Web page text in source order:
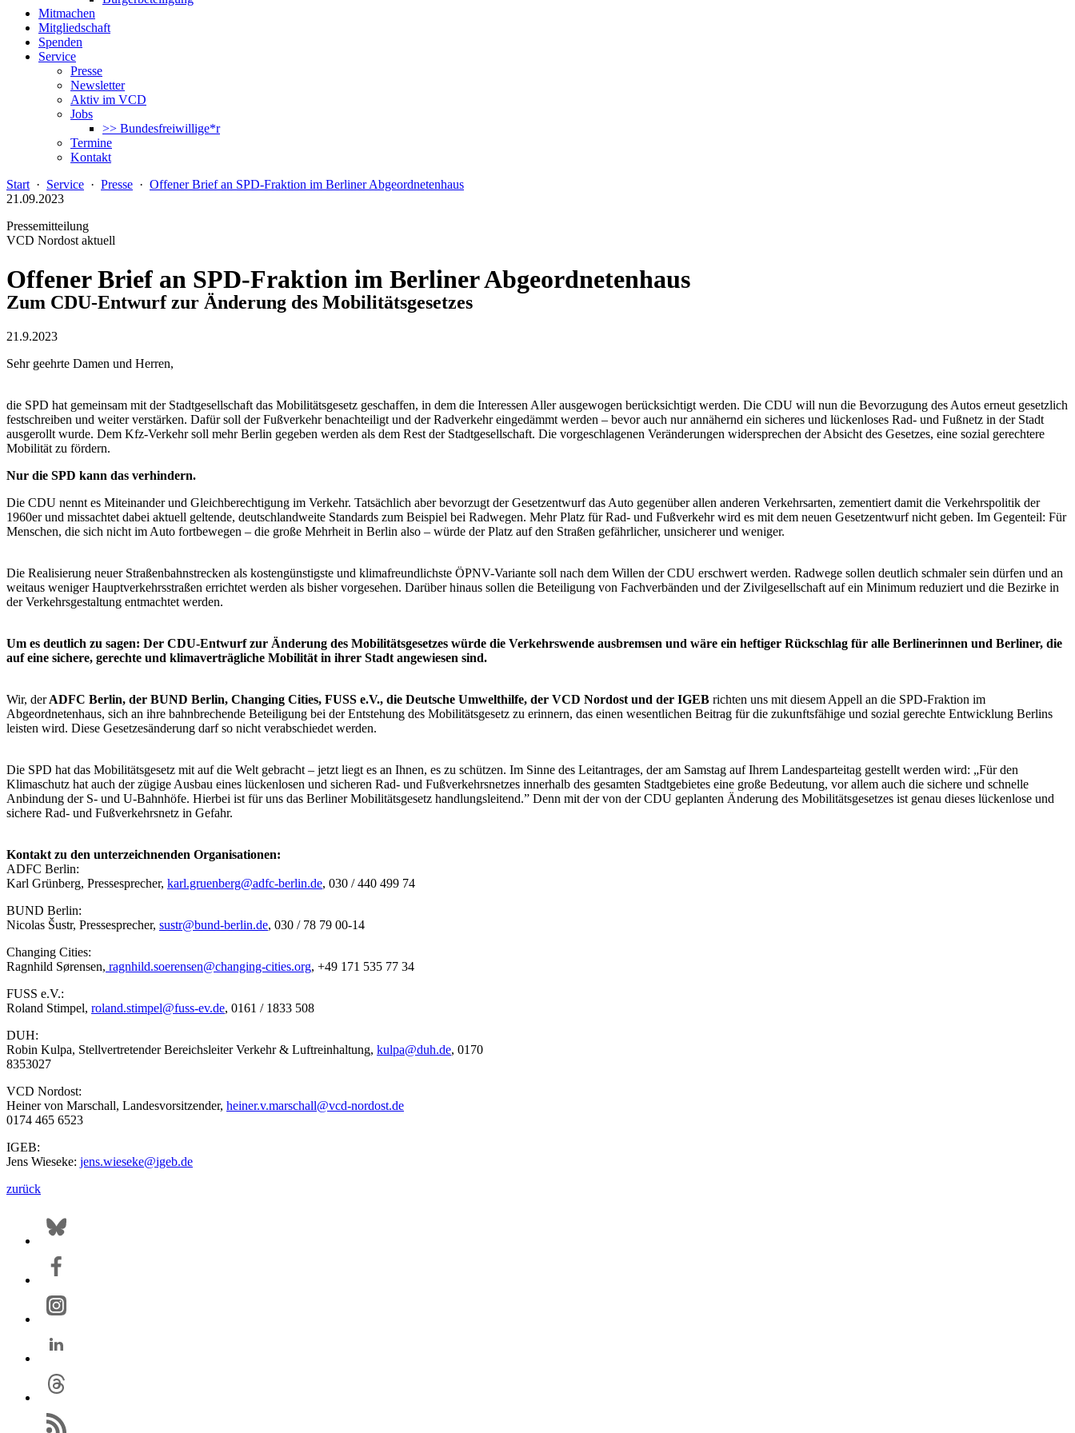
Mitmachen
Mitgliedschaft
Spenden
Service
Presse
Newsletter
Aktiv im VCD
Jobs
>> Bundesfreiwillige*r
Termine
Kontakt
Start · Service · Presse · Offener Brief an SPD-Fraktion im Berliner Abgeordnetenhaus
21.09.2023
Pressemitteilung
VCD Nordost aktuell
Offener Brief an SPD-Fraktion im Berliner Abgeordnetenhaus
Zum CDU-Entwurf zur Änderung des Mobilitätsgesetzes
21.9.2023
Sehr geehrte Damen und Herren,
die SPD hat gemeinsam mit der Stadtgesellschaft das Mobilitätsgesetz geschaffen, in dem die Interessen Aller ausgewogen berücksichtigt werden. Die CDU will nun die Bevorzugung des Autos erneut gesetzlich
festschreiben und weiter verstärken. Dafür soll der Fußverkehr benachteiligt und der Radverkehr eingedämmt werden – bevor auch nur annähernd ein sicheres und lückenloses Rad- und Fußnetz in der Stadt
ausgerollt wurde. Dem Kfz-Verkehr soll mehr Berlin gegeben werden als dem Rest der Stadtgesellschaft. Die vorgeschlagenen Veränderungen widersprechen der Absicht des Gesetzes, eine sozial gerechtere
Mobilität zu fördern.
Nur die SPD kann das verhindern.
Die CDU nennt es Miteinander und Gleichberechtigung im Verkehr. Tatsächlich aber bevorzugt der Gesetzentwurf das Auto gegenüber allen anderen Verkehrsarten, zementiert damit die Verkehrspolitik der
1960er und missachtet dabei aktuell geltende, deutschlandweite Standards zum Beispiel bei Radwegen. Mehr Platz für Rad- und Fußverkehr wird es mit dem neuen Gesetzentwurf nicht geben. Im Gegenteil: Für
Menschen, die sich nicht im Auto fortbewegen – die große Mehrheit in Berlin also – würde der Platz auf den Straßen gefährlicher, unsicherer und weniger.
Die Realisierung neuer Straßenbahnstrecken als kostengünstigste und klimafreundlichste ÖPNV-Variante soll nach dem Willen der CDU erschwert werden. Radwege sollen deutlich schmaler sein dürfen und an
weitaus weniger Hauptverkehrsstraßen errichtet werden als bisher vorgesehen. Darüber hinaus sollen die Beteiligung von Fachverbänden und der Zivilgesellschaft auf ein Minimum reduziert und die Bezirke in
der Verkehrsgestaltung entmachtet werden.
Um es deutlich zu sagen: Der CDU-Entwurf zur Änderung des Mobilitätsgesetzes würde die Verkehrswende ausbremsen und wäre ein heftiger Rückschlag für alle Berlinerinnen und Berliner, die
auf eine sichere, gerechte und klimaverträgliche Mobilität in ihrer Stadt angewiesen sind.
Wir, derADFC Berlin, der BUND Berlin, Changing Cities, FUSS e.V., die Deutsche Umwelthilfe, der VCD Nordost und der IGEB richten uns mit diesem Appell an die SPD-Fraktion im
Abgeordnetenhaus, sich an ihre bahnbrechende Beteiligung bei der Entstehung des Mobilitätsgesetz zu erinnern, das einen wesentlichen Beitrag für die zukunftsfähige und sozial gerechte Entwicklung Berlins
leisten wird. Diese Gesetzesänderung darf so nicht verabschiedet werden.
Die SPD hat das Mobilitätsgesetz mit auf die Welt gebracht – jetzt liegt es an Ihnen, es zu schützen. Im Sinne des Leitantrages, der am Samstag auf Ihrem Landesparteitag gestellt werden wird: „Für den
Klimaschutz hat auch der zügige Ausbau eines lückenlosen und sicheren Rad- und Fußverkehrsnetzes innerhalb des gesamten Stadtgebietes eine große Bedeutung, vor allem auch die sichere und schnelle
Anbindung der S- und U-Bahnhöfe. Hierbei ist für uns das Berliner Mobilitätsgesetz handlungsleitend.” Denn mit der von der CDU geplanten Änderung des Mobilitätsgesetzes ist genau dieses lückenlose und
sichere Rad- und Fußverkehrsnetz in Gefahr.
Kontakt zu den unterzeichnenden Organisationen:
ADFC Berlin:
Karl Grünberg, Pressesprecher, karl.gruenberg@adfc-berlin.de, 030 / 440 499 74
BUND Berlin:
Nicolas Šustr, Pressesprecher, sustr@bund-berlin.de, 030 / 78 79 00-14
Changing Cities:
Ragnhild Sørensen, ragnhild.soerensen@changing-cities.org, +49 171 535 77 34
FUSS e.V.:
Roland Stimpel, roland.stimpel@fuss-ev.de, 0161 / 1833 508
DUH:
Robin Kulpa, Stellvertretender Bereichsleiter Verkehr & Luftreinhaltung, kulpa@duh.de, 0170
8353027
VCD Nordost:
Heiner von Marschall, Landesvorsitzender, heiner.v.marschall@vcd-nordost.de
0174 465 6523
IGEB:
Jens Wieseke: jens.wieseke@igeb.de
zurück